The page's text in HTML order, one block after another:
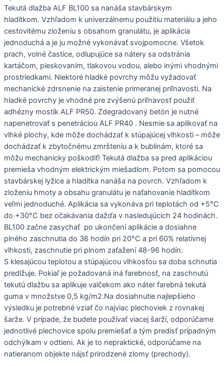
Tekutá dlažba ALF BL100 sa nanáša stavbárskym
hladítkom. Vzhľadom k univerzálnemu použitiu materiálu a jeho
cestovitému zloženiu s obsahom granulátu, je aplikácia
jednoduchá a je ju možné vykonávať svojpomocne. Všetok
prach, volné častice, odlupujúce sa nátery sa odstránia
kartáčom, pieskovaním, tlakovou vodou, alebo inými vhodnými
prostriedkami. Niektoré hladké povrchy môžu vyžadovať
mechanické zdrsnenie na zaistenie primeranej priľnavosti. Na
hladké povrchy je vhodné pre zvýšenú priľnavosť použiť
adhézny mostík ALF PR50. Zdegradovaný betón je nutné
napenetrovať s penetráciou ALF PR40 . Nesmie sa aplikovať na
vlhké plochy, kde môže dochádzať k stúpajúcej vlhkosti – môže
dochádzať k zbytočnému zmršteniu a k bublinám, ktoré sa
môžu mechanicky poškodiť! Tekutá dlažba sa pred aplikáciou
premieša vhodným elektrickým miešadlom. Potom sa pomocou
stavbárskej lyžice a hladítka nanáša na povrch. Vzhľadom k
zloženiu hmoty a obsahu granulátu je naťahovanie hladítkom
veľmi jednoduché. Aplikácia sa vykonáva pri teplotách od +5°C
do +30°C bez očakávania dažďa v nasledujúcich 24 hodinách.
BL100 začne zasychať po ukončení aplikácie a dosiahne
plného zaschnutia do 36 hodín pri 20°C a pri 60% relatívnej
vlhkosti, zaschnutie pri plnom zaťažení 48-96 hodín.
S klesajúcou teplotou a stúpajúcou vlhkosťou sa doba schnutia
predlžuje. Pokiaľ je požadovaná iná farebnosť, na zaschnutú
tekutú dlažbu sa aplikuje valčekom ako náter farebná tekutá
guma v množstve 0,5 kg/m2.Na dosiahnutie najlepšieho
výsledku je potrebné vziať čo najviac plechoviek z rovnakej
šarže. V prípade, že budete používať viacej šarží, odporúčame
jednotlivé plechovice spolu premiešať a tým predísť prípadným
odchýlkam v odtieni. Ak je to nepraktické, odporúčame na
natieranom objekte nájsť prirodzené zlomy (prechody).